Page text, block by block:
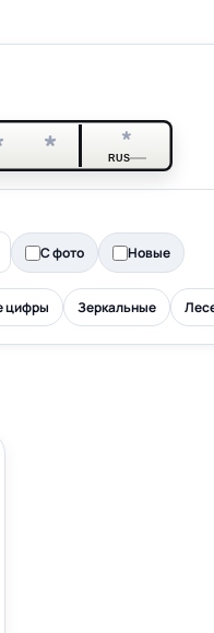
* *
RUS
С фото Новые
цифры Зеркальные